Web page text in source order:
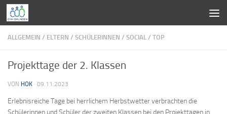
Zum Inhalt springen
ALLGEMEIN / ELTERN / SCHÜLERINNEN / SOCIAL / TOP
Projekttage der 2. Klassen
VON HOK · 09.11.2023
Erlebnisreiche Tage bei herrlichem Herbstwetter verbrachten die